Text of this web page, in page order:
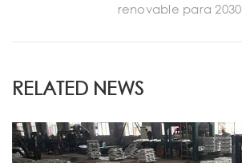
renovable para 2030
RELATED NEWS